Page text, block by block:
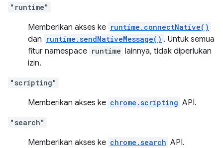
"runtime"
Memberikan akses ke runtime.connectNative()
dan runtime.sendNativeMessage() . Untuk semua
fitur namespace runtime lainnya, tidak diperlukan
izin.
"scripting"
Memberikan akses ke chrome.scripting API.
"search"
Memberikan akses ke chrome.search API.